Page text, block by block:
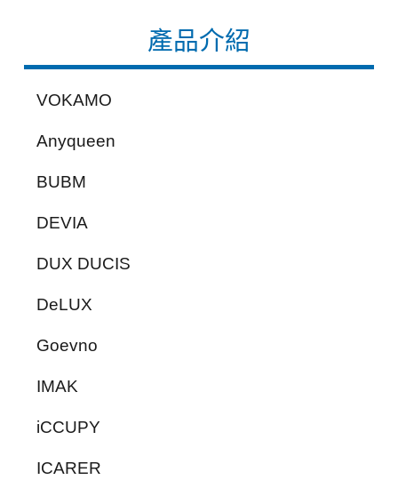
產品介紹
VOKAMO
Anyqueen
BUBM
DEVIA
DUX DUCIS
DeLUX
Goevno
IMAK
iCCUPY
ICARER